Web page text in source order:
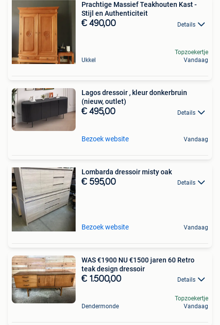
Prachtige Massief Teakhouten Kast -
Stijl en Authenticiteit
€ 490,00 Details
Ukkel
Topzoekertje
Vandaag
Lagos dressoir , kleur donkerbruin
(nieuw, outlet)
€ 495,00 Details
Bezoek website Vandaag
Lombarda dressoir misty oak
€ 595,00 Details
Bezoek website Vandaag
WAS €1900 NU €1500 jaren 60 Retro
teak design dressoir
€ 1.500,00 Details
Dendermonde
Topzoekertje
Vandaag